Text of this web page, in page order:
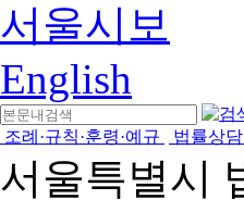
서울시보
English
조례·규칙·훈령·예규 법률상담
서울특별시